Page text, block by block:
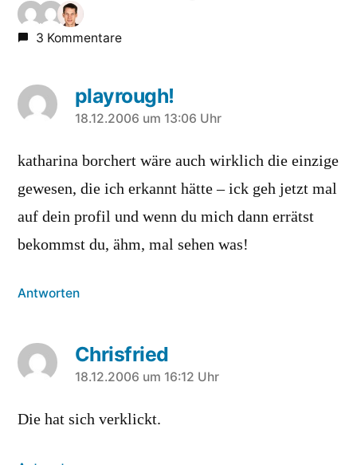
3 Kommentare
playrough!
sagt:
18.12.2006 um 13:06 Uhr
katharina borchert wäre auch wirklich die einzige
gewesen, die ich erkannt hätte – ick geh jetzt mal
auf dein profil und wenn du mich dann errätst
bekommst du, ähm, mal sehen was!
Antworten
Chrisfried
sagt:
18.12.2006 um 16:12 Uhr
Die hat sich verklickt.